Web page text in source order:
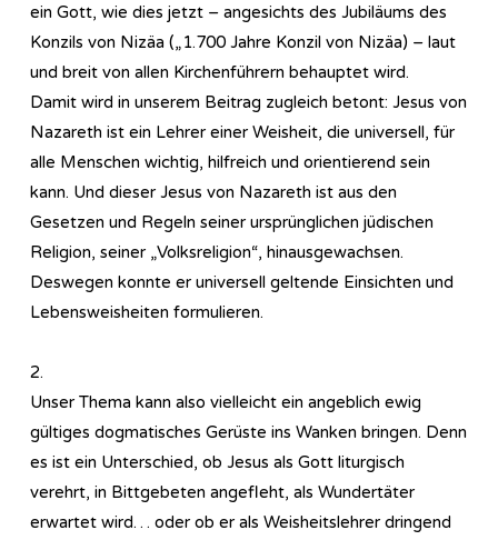
ein Gott, wie dies jetzt – angesichts des Jubiläums des
Konzils von Nizäa („1.700 Jahre Konzil von Nizäa) – laut
und breit von allen Kirchenführern behauptet wird.
Damit wird in unserem Beitrag zugleich betont: Jesus von
Nazareth ist ein Lehrer einer Weisheit, die universell, für
alle Menschen wichtig, hilfreich und orientierend sein
kann. Und dieser Jesus von Nazareth ist aus den
Gesetzen und Regeln seiner ursprünglichen jüdischen
Religion, seiner „Volksreligion“, hinausgewachsen.
Deswegen konnte er universell geltende Einsichten und
Lebensweisheiten formulieren.
2.
Unser Thema kann also vielleicht ein angeblich ewig
gültiges dogmatisches Gerüste ins Wanken bringen. Denn
es ist ein Unterschied, ob Jesus als Gott liturgisch
verehrt, in Bittgebeten angefleht, als Wundertäter
erwartet wird… oder ob er als Weisheitslehrer dringend